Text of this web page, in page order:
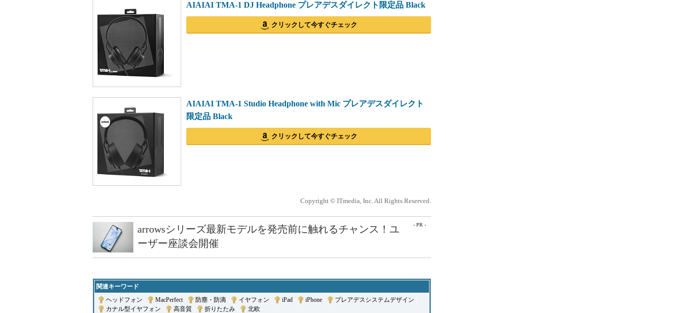
AIAIAI TMA-1 DJ Headphone プレアデスダイレクト限定品 Black
クリックして今すぐチェック
AIAIAI TMA-1 Studio Headphone with Mic プレアデスダイレクト
限定品 Black
クリックして今すぐチェック
Copyright © ITmedia, Inc. All Rights Reserved.
- PR -
arrowsシリーズ最新モデルを発売前に触れるチャンス！ユ
ーザー座談会開催
関連キーワード
ヘッドフォン
MacPerfect| 防塵・防滴 イヤフォン iPad iPhone プレアデスシステムデザイン
カナル型イヤフォン
高音質 折りたたみ 北欧